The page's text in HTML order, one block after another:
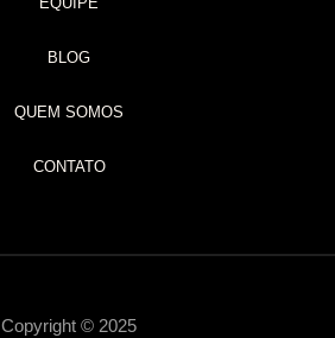
BLOG
QUEM SOMOS
CONTATO
Copyright © 2025